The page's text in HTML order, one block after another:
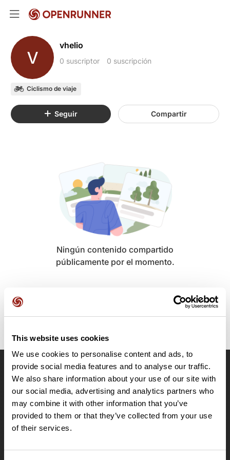
This website uses cookies
We use cookies to personalise content and ads, to
provide social media features and to analyse our traffic.
We also share information about your use of our site with
our social media, advertising and analytics partners who
may combine it with other information that you’ve
provided to them or that they’ve collected from your use
of their services.
V
vhelio
0 suscriptor 0 suscripción
Ciclismo de viaje
Seguir Compartir
Ningún contenido compartido
públicamente por el momento.
OpenRunner
Equipo
Empleo
A proposito
Contacto